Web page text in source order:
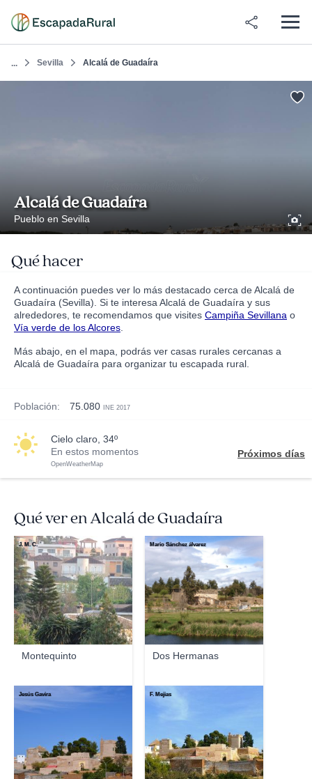
... Sevilla Alcalá de Guadaíra
Alcalá de Guadaíra
Pueblo en Sevilla
Qué hacer
A continuación puedes ver lo más destacado cerca de Alcalá de
Guadaíra (Sevilla). Si te interesa Alcalá de Guadaíra y sus
alrededores, te recomendamos que visites Campiña Sevillana o
Vía verde de los Alcores
Más abajo, en el mapa, podrás ver casas rurales cercanas a
Alcalá de Guadaíra para organizar tu escapada rural.
Población: 75.080 INE 2017
cielo claro, 34º
En estos momentos
OpenWeatherMap
Próximos días
Qué ver en Alcalá de Guadaíra
Montequinto
J. M. C.
Dos Hermanas
Mario Sánchez álvarez
Jesús Gavira F. Mejias